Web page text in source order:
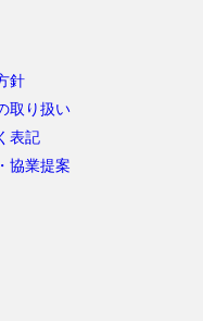
針
取り扱い
表記
協業提案